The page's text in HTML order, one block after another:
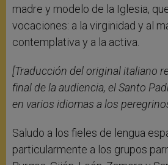
madre y modelo de la Iglesia,
vocaciones: a la virginidad y al
contemplativa y a la activa.
[Traducción del original italiano
final de la audiencia, el Santo
en varios idiomas a los
Saludo a los fieles de lengua
particularmente a los grupos